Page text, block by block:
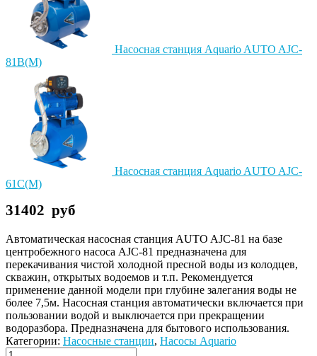
Насосная станция Aquario AUTO AJC-
81B(M)
Насосная станция Aquario AUTO AJC-
61C(M)
31402 руб
Автоматическая насосная станция AUTO AJC-81 на базе
центробежного насоса AJC-81 предназначена для
перекачивания чистой холодной пресной воды из колодцев,
скважин, открытых водоемов и т.п. Рекомендуется
применение данной модели при глубине залегания воды не
более 7,5м. Насосная станция автоматически включается при
пользовании водой и выключается при прекращении
водоразбора. Предназначена для бытового использования.
Категории: Насосные станции, Насосы Aquario